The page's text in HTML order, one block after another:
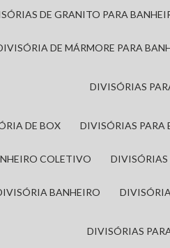
DE GRANITO PARA
DIVISÓRIA DE MÁRMORE PARA
DIVISÓRIAS
DE BOX DIVISÓRIAS
COLETIVO
DIVISÓRIA BANHEIRO
DIVISÓRIAS